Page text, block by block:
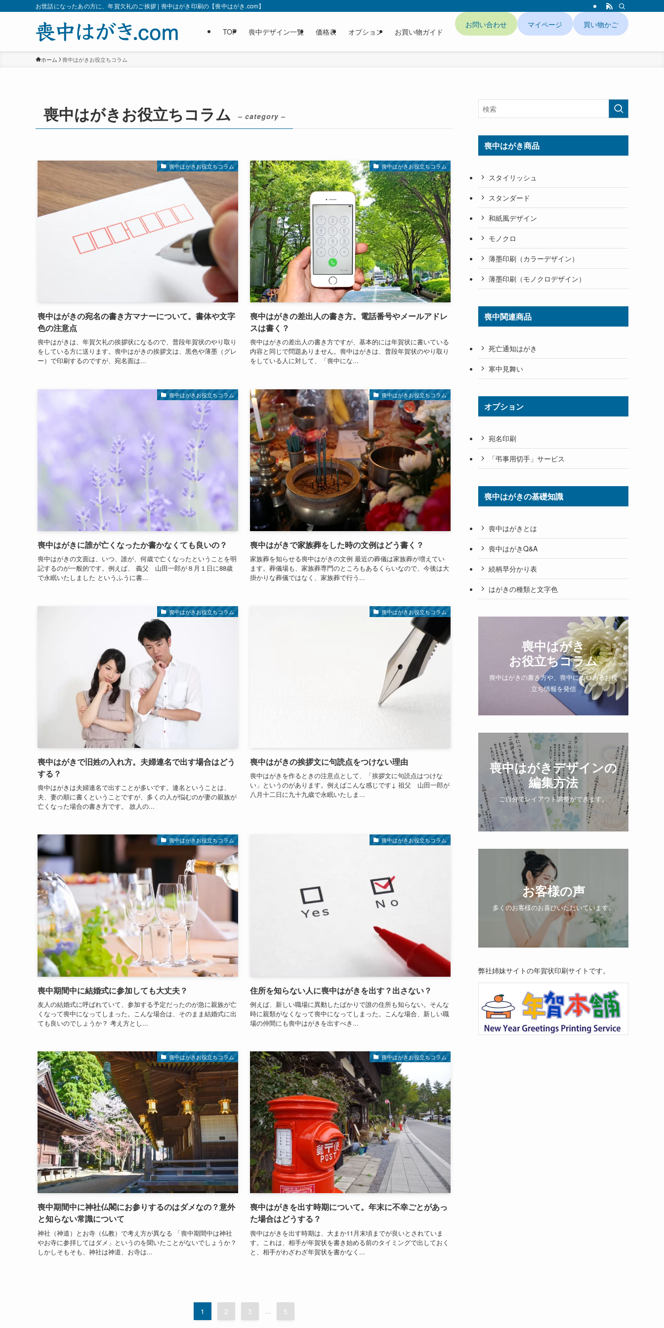
お世話になったあの方に、年賀欠礼のご挨拶 | 喪中はがき印刷の【喪中はがき.com】
TOP 喪中デザイン一覧 価格表 オプション お買い物ガイド
お問い合わせ マイページ 買い物かご
ホーム 喪中はがきお役立ちコラム
喪中はがきお役立ちコラム – category –
喪中はがきお役立ちコラム
喪中はがきの宛名の書き方マナーについて。書体や文字
色の注意点
喪中はがきは、年賀欠礼の挨拶状になるので、普段年賀状のやり取り
をしている方に送ります。喪中はがきの挨拶文は、黒色や薄墨（グレ
ー）で印刷するのですが、宛名面は...
喪中はがきお役立ちコラム
喪中はがきの差出人の書き方。電話番号やメールアドレ
スは書く？
喪中はがきの差出人の書き方ですが、基本的には年賀状に書いている
内容と同じで問題ありません。喪中はがきは、普段年賀状のやり取り
をしている人に対して、「喪中にな...
喪中はがきお役立ちコラム
喪中はがきに誰が亡くなったか書かなくても良いの？
喪中はがきの文面は、いつ、誰が、何歳で亡くなったということを明
記するのが一般的です。例えば、 義父 山田一郎が８月１日に88歳
で永眠いたしました というふうに書...
喪中はがきお役立ちコラム
喪中はがきで家族葬をした時の文例はどう書く？
家族葬を知らせる喪中はがきの文例 最近の葬儀は家族葬が増えてい
ます。葬儀場も、家族葬専門のところもあるくらいなので、今後は大
掛かりな葬儀ではなく、家族葬で行う...
喪中はがきお役立ちコラム
喪中はがきで旧姓の入れ方。夫婦連名で出す場合はどう
する？
喪中はがきは夫婦連名で出すことが多いです。連名ということは、
夫、妻の順に書くということですが、多くの人が悩むのが妻の親族が
亡くなった場合の書き方です。 故人の...
喪中はがきお役立ちコラム
喪中はがきの挨拶文に句読点をつけない理由
喪中はがきを作るときの注意点として、「挨拶文に句読点はつけな
い」というのがあります。例えばこんな感じです↓ 祖父 山田一郎が
八月十二日に九十九歳で永眠いたしま...
喪中はがきお役立ちコラム
喪中期間中に結婚式に参加しても大丈夫？
友人の結婚式に呼ばれていて、参加する予定だったのが急に親族が亡
くなって喪中になってしまった。こんな場合は、そのまま結婚式に出
ても良いのでしょうか？ 考え方とし...
喪中はがきお役立ちコラム
住所を知らない人に喪中はがきを出す？出さない？
例えば、新しい職場に異動したばかりで誰の住所も知らない。そんな
時に親類がなくなって喪中になってしまった。こんな場合、新しい職
場の仲間にも喪中はがきを出すべき...
喪中はがきお役立ちコラム
喪中期間中に神社仏閣にお参りするのはダメなの？意外
と知らない常識について
神社（神道）とお寺（仏教）で考え方が異なる 「喪中期間中は神社
やお寺に参拝してはダメ」というのを聞いたことがないでしょうか？
しかしそもそも、神社は神道、お寺は...
喪中はがきお役立ちコラム
喪中はがきを出す時期について。年末に不幸ごとがあっ
た場合はどうする？
喪中はがきを出す時期は、大まか11月末頃までが良いとされていま
す。これは、相手が年賀状を書き始める前のタイミングで出しておく
と、相手がわざわざ年賀状を書かなく...
1 2 3 ... 5
喪中はがき商品
スタイリッシュ
スタンダード
和紙風デザイン
モノクロ
薄墨印刷（カラーデザイン）
薄墨印刷（モノクロデザイン）
喪中関連商品
死亡通知はがき
寒中見舞い
オプション
宛名印刷
「弔事用切手」サービス
喪中はがきの基礎知識
喪中はがきとは
喪中はがきQ&A
続柄早分かり表
はがきの種類と文字色
喪中はがき
お役立ちコラム
喪中はがきの書き方や、喪中にまつわるお役
立ち情報を発信
喪中はがきデザインの
編集方法
ご自分でレイアウト調整ができます。
お客様の声
多くのお客様のお喜びいただいています。
弊社姉妹サイトの年賀状印刷サイトです。